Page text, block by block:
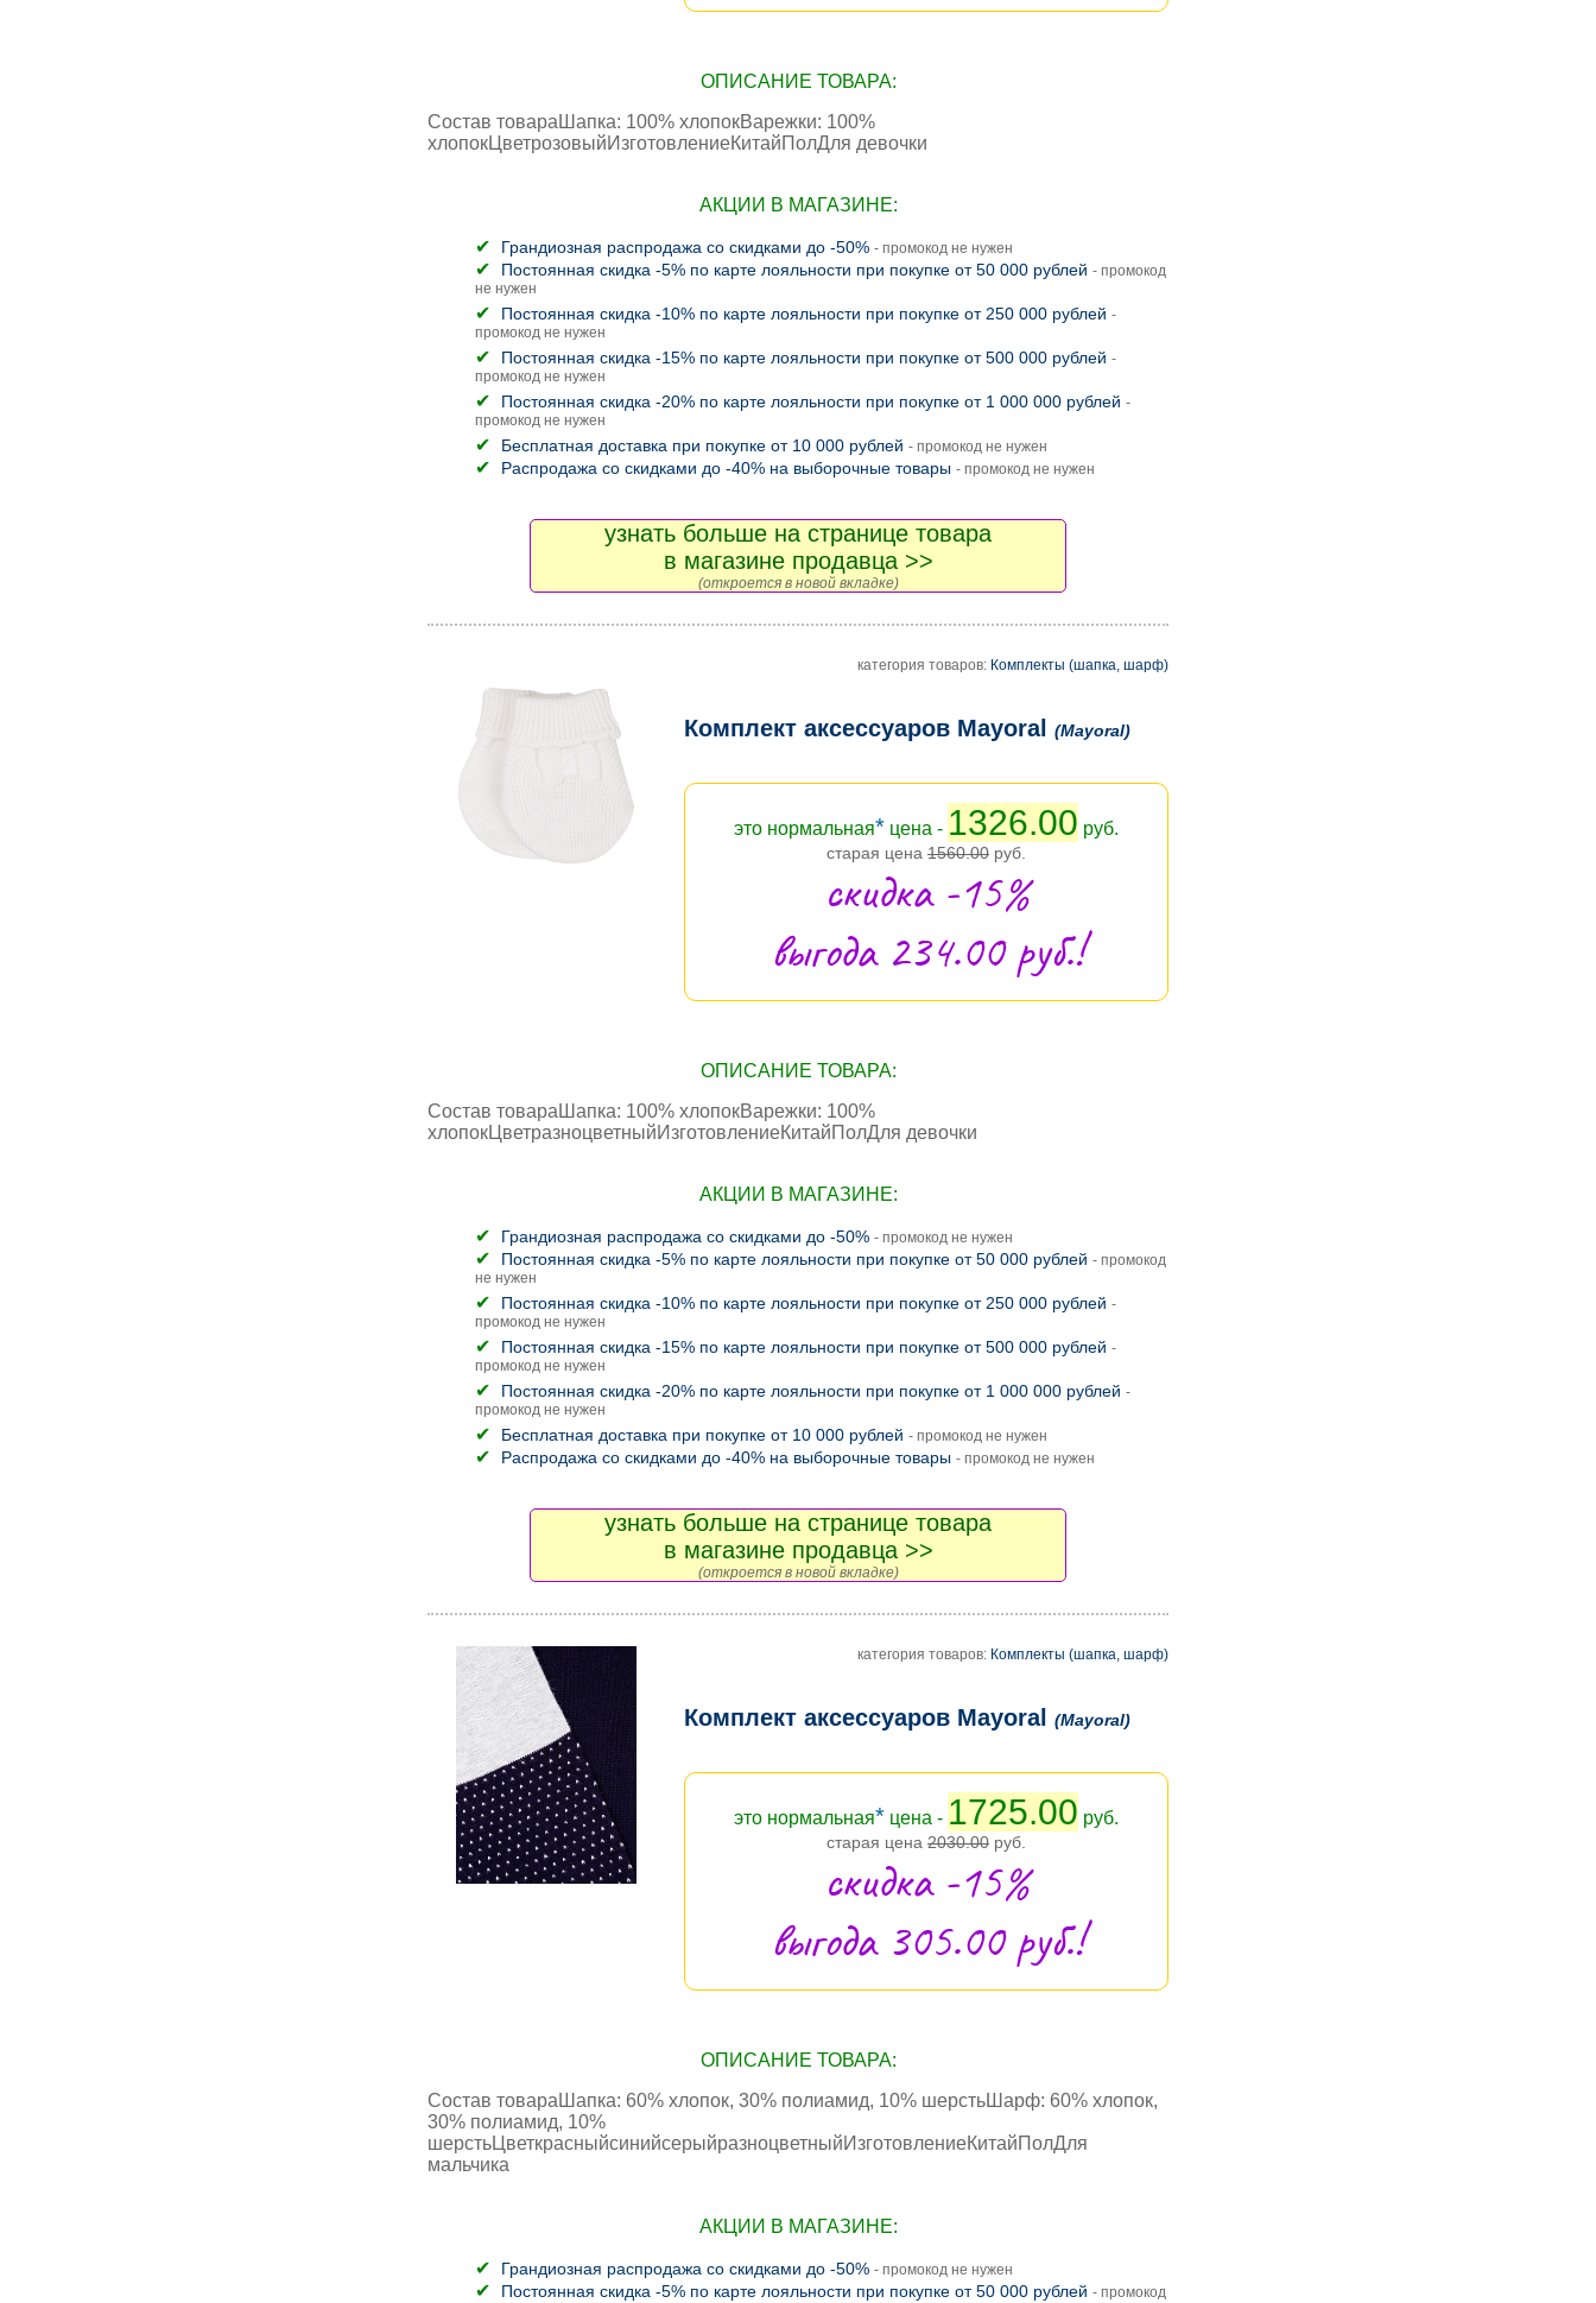
ОПИСАНИЕ ТОВАРА:
Состав товараШапка: 100% хлопокВарежки: 100%
хлопокЦветрозовыйИзготовлениеКитайПолДля девочки
АКЦИИ В МАГАЗИНЕ:
Грандиозная распродажа со скидками до -50% - промокод не нужен
Постоянная скидка -5% по карте лояльности при покупке от 50 000 рублей - промокод
не нужен
Постоянная скидка -10% по карте лояльности при покупке от 250 000 рублей -
промокод не нужен
Постоянная скидка -15% по карте лояльности при покупке от 500 000 рублей -
промокод не нужен
Постоянная скидка -20% по карте лояльности при покупке от 1 000 000 рублей -
промокод не нужен
Бесплатная доставка при покупке от 10 000 рублей - промокод не нужен
Распродажа со скидками до -40% на выборочные товары - промокод не нужен
узнать больше на странице товара
в магазине продавца >>
(откроется в новой вкладке)
категория товаров: Комплекты (шапка, шарф)
Комплект аксессуаров Mayoral (Mayoral)
это нормальная* цена - 1326.00 руб.
старая цена 1560.00 руб.
скидка -15%
выгода 234.00 руб.!
ОПИСАНИЕ ТОВАРА:
Состав товараШапка: 100% хлопокВарежки: 100%
хлопокЦветразноцветныйИзготовлениеКитайПолДля девочки
АКЦИИ В МАГАЗИНЕ:
Грандиозная распродажа со скидками до -50% - промокод не нужен
Постоянная скидка -5% по карте лояльности при покупке от 50 000 рублей - промокод
не нужен
Постоянная скидка -10% по карте лояльности при покупке от 250 000 рублей -
промокод не нужен
Постоянная скидка -15% по карте лояльности при покупке от 500 000 рублей -
промокод не нужен
Постоянная скидка -20% по карте лояльности при покупке от 1 000 000 рублей -
промокод не нужен
Бесплатная доставка при покупке от 10 000 рублей - промокод не нужен
Распродажа со скидками до -40% на выборочные товары - промокод не нужен
узнать больше на странице товара
в магазине продавца >>
(откроется в новой вкладке)
категория товаров: Комплекты (шапка, шарф)
Комплект аксессуаров Mayoral (Mayoral)
это нормальная* цена - 1725.00 руб.
старая цена 2030.00 руб.
скидка -15%
выгода 305.00 руб.!
ОПИСАНИЕ ТОВАРА:
Состав товараШапка: 60% хлопок, 30% полиамид, 10% шерстьШарф: 60% хлопок,
30% полиамид, 10%
шерстьЦветкрасныйсинийсерыйразноцветныйИзготовлениеКитайПолДля
мальчика
АКЦИИ В МАГАЗИНЕ:
Грандиозная распродажа со скидками до -50% - промокод не нужен
Постоянная скидка -5% по карте лояльности при покупке от 50 000 рублей - промокод